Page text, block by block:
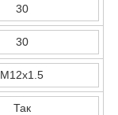
30
30
M12x1.5
Так